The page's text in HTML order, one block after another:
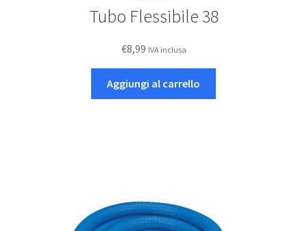
Tubo Flessibile 38
€8,99 IVA inclusa
Aggiungi al carrello